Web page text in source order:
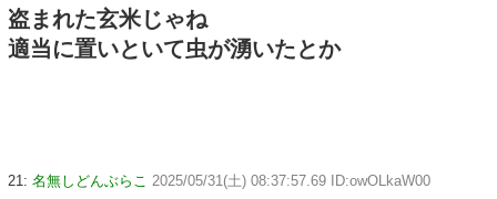
盗まれた玄米じゃね
適当に置いといて虫が湧いたとか
21: 名無しどんぶらこ 2025/05/31(土) 08:37:57.69 ID:owOLkaW00